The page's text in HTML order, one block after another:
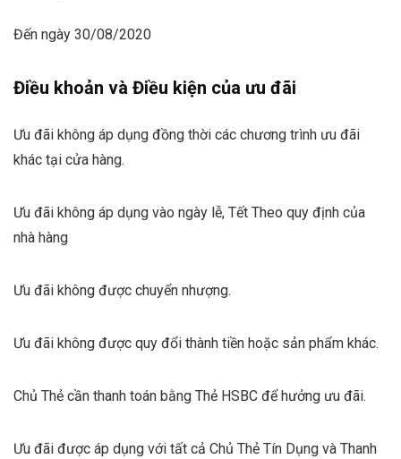
Đến ngày 30/08/2020
Điều khoản và Điều kiện của ưu đãi
Ưu đãi không áp dụng đồng thời các chương trình ưu đãi
khác tại cửa hàng.
Ưu đãi không áp dụng vào ngày lễ, Tết Theo quy định của
nhà hàng
Ưu đãi không được chuyển nhượng.
Ưu đãi không được quy đổi thành tiền hoặc sản phẩm khác.
Chủ Thẻ cần thanh toán bằng Thẻ HSBC để hưởng ưu đãi.
Ưu đãi được áp dụng với tất cả Chủ Thẻ Tín Dụng và Thanh